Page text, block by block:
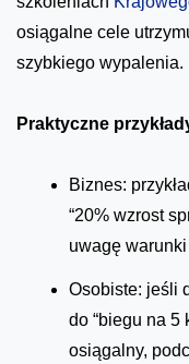
osiągalne cele
szybkiego wypalenia.
Praktyczne
Biznes:
“20% wzrost
uwagę
Osobiste: jeśli
do “biegu na 5
osiągalny,